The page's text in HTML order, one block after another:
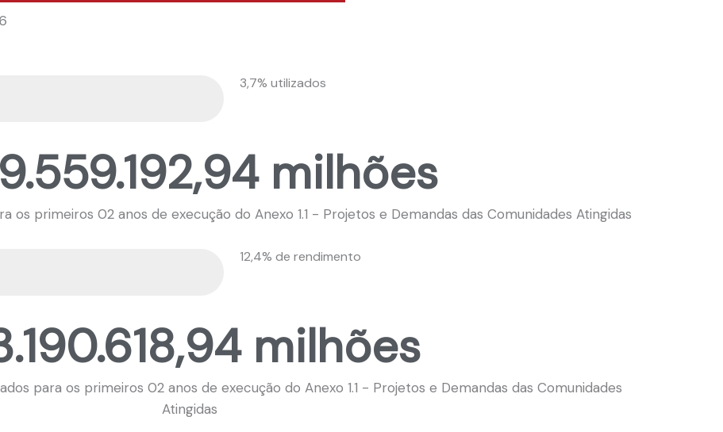
3,7% utilizados
milhões
primeiros 02 anos de execução do Anexo 1.1 - Projetos e Demandas das Comunidades Atingidas
12,4% de rendimento
milhões
para os primeiros 02 anos de execução do Anexo 1.1 - Projetos e Demandas das Comunidades
Atingidas